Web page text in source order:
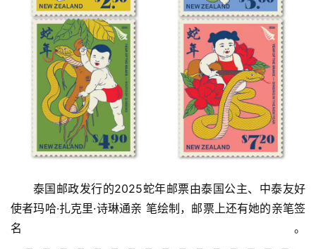
泰国邮政发行的2025蛇年邮票由泰国公主、中泰友好
使者玛哈·扎克里·诗琳通亲 笔绘制，邮票上还有她的亲笔签
名。